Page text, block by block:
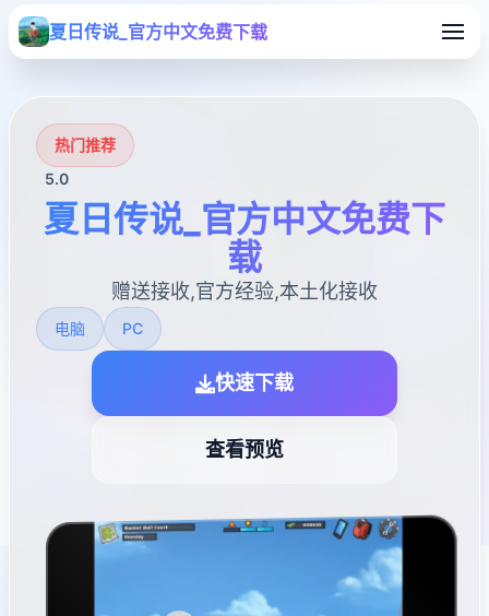
夏日传说_官方中文免费下载
热门推荐
5.0
夏日传说_官方中文免费下
载
赠送接收,官方经验,本土化接收
电脑 PC
快速下载
查看预览